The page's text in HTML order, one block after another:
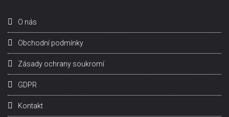
O nás
Obchodní podmínky
Zásady ochrany soukromí
GDPR
Kontakt